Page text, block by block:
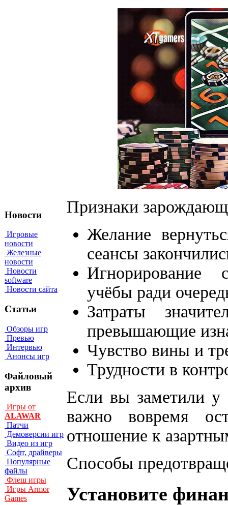
Новости
Игровые
новости
Железные
новости
Новости
software
Новости сайта
Статьи
Обзоры игр
Превью
Интервью
Анонсы игр
Файловый
архив
Игры от
ALAWAR
Патчи
Демоверсии игр
Видео из игр
Софт, драйверы
Популярные
файлы
Флеш игры
Игры Armor
Games
Признаки
Желание
сеансы
Игнорирование
учёбы ради
Затраты
превышающие
Чувство вины и
Трудности в
Если вы заметили у
важно вовремя
отношение к
Способы
Установите